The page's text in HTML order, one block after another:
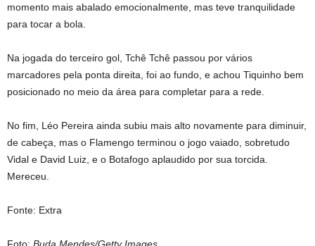
momento mais abalado emocionalmente, mas teve tranquilidade
para tocar a bola.
Na jogada do terceiro gol, Tchê Tchê passou por vários
marcadores pela ponta direita, foi ao fundo, e achou Tiquinho bem
posicionado no meio da área para completar para a rede.
No fim, Léo Pereira ainda subiu mais alto novamente para diminuir,
de cabeça, mas o Flamengo terminou o jogo vaiado, sobretudo
Vidal e David Luiz, e o Botafogo aplaudido por sua torcida.
Mereceu.
Fonte: Extra
Foto: Buda Mendes/Getty Images